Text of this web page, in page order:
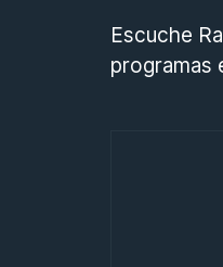
Escuche
programas